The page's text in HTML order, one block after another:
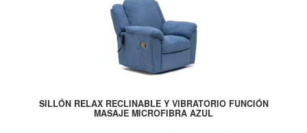
SILLÓN RELAX RECLINABLE Y VIBRATORIO FUNCIÓN
MASAJE MICROFIBRA AZUL